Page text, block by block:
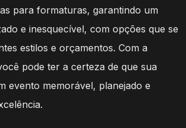
para formaturas, garantindo um
e inesquecível, com opções que se
estilos e orçamentos. Com a
pode ter a certeza de que sua
evento memorável, planejado e